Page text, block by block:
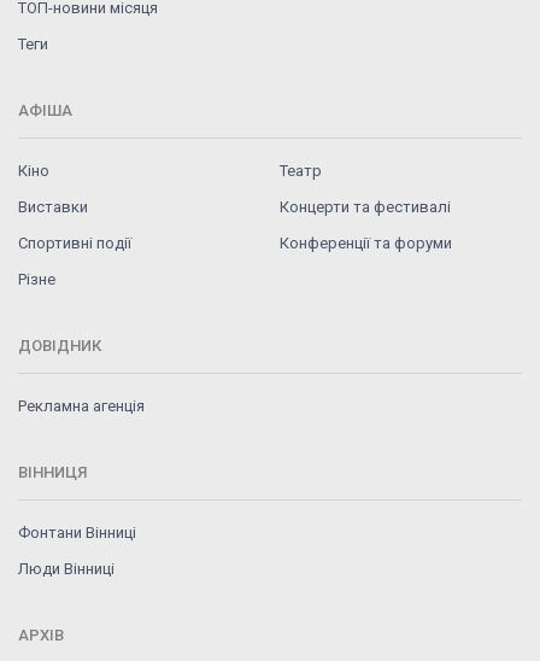
ТОП-новини місяця
Теги
АФІША
Кіно
Театр
Виставки
Концерти та фестивалі
Спортивні події
Конференції та форуми
Різне
ДОВІДНИК
Рекламна агенція
ВІННИЦЯ
Фонтани Вінниці
Люди Вінниці
АРХІВ